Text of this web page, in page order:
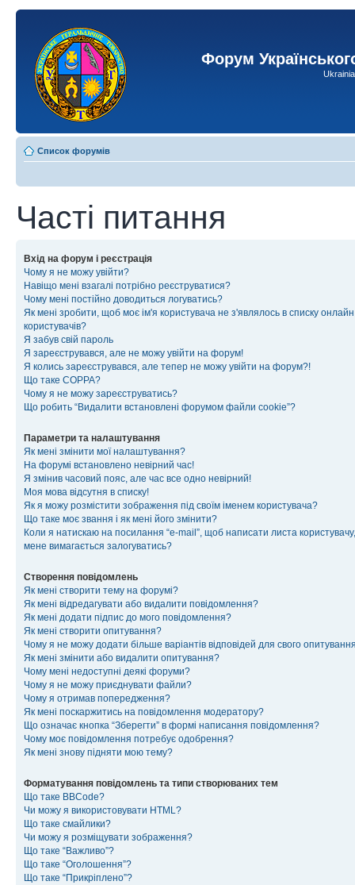
Форум
Список форумів
Часті питання
Вхід на форум і реєстрація
Чому я не можу увійти?
Навіщо мені взагалі потрібно реєструватися?
Чому мені постійно доводиться логуватись?
Як мені зробити, щоб моє ім'я користувача не з'являлось в списку онлайн
користувачів?
Я забув свій пароль
Я зареєструвався, але не можу увійти на форум!
Я колись зареєструвався, але тепер не можу увійти на форум?!
Що таке COPPA?
Чому я не можу зареєструватись?
Що робить “Видалити встановлені форумом файли cookie”?
Параметри та налаштування
Як мені змінити мої налаштування?
На форумі встановлено невірний час!
Я змінив часовий пояс, але час все одно невірний!
Моя мова відсутня в списку!
Як я можу розмістити зображення під своїм іменем користувача?
Що таке моє звання і як мені його змінити?
Коли я натискаю на посилання “e-mail”, щоб написати листа користувачу,
мене вимагається залогуватись?
Створення повідомлень
Як мені створити тему на форумі?
Як мені відредагувати або видалити повідомлення?
Як мені додати підпис до мого повідомлення?
Як мені створити опитування?
Чому я не можу додати більше варіантів відповідей для свого
Як мені змінити або видалити опитування?
Чому мені недоступні деякі форуми?
Чому я не можу приєднувати файли?
Чому я отримав попередження?
Як мені поскаржитись на повідомлення модератору?
Що означає кнопка “Зберегти” в формі написання повідомлення?
Чому моє повідомлення потребує одобрення?
Як мені знову підняти мою тему?
Форматування повідомлень та типи створюваних тем
Що таке BBCode?
Чи можу я використовувати HTML?
Що таке смайлики?
Чи можу я розміщувати зображення?
Що таке “Важливо”?
Що таке “Оголошення”?
Що таке “Прикріплено”?